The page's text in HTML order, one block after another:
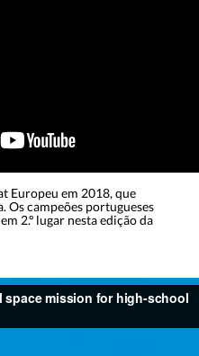
Europeu em 2018, que
Os campeões portugueses
2.º lugar nesta edição da